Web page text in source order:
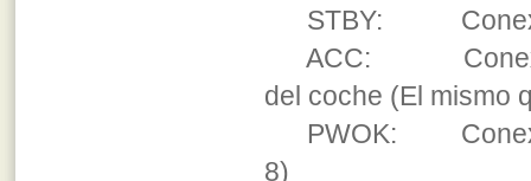
STBY: Conexión
ACC: Conexión
del coche (El mismo
PWOK: Conexión
8)